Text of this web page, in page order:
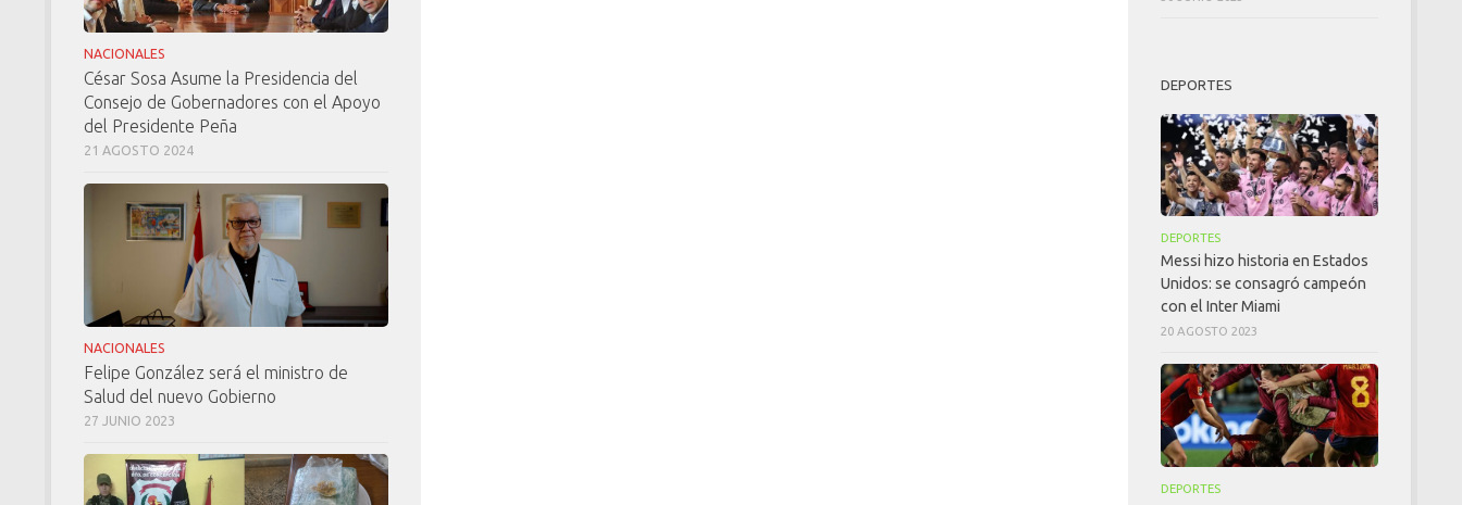
NACIONALES
César Sosa Asume la Presidencia del
Consejo de Gobernadores con el Apoyo
del Presidente Peña
21 AGOSTO 2024
NACIONALES
Felipe González será el ministro de
Salud del nuevo Gobierno
27 JUNIO 2023
DEPORTES
DEPORTES
Messi hizo historia en Estados
Unidos: se consagró campeón
con el Inter Miami
20 AGOSTO 2023
DEPORTES